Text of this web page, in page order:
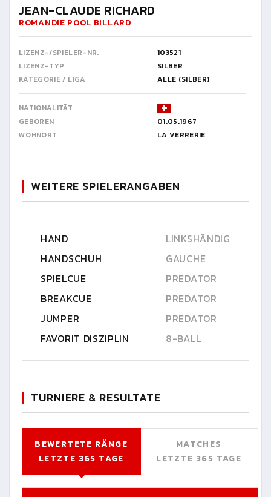
JEAN-CLAUDE RICHARD
ROMANDIE POOL BILLARD
LIZENZ-/SPIELER-NR.
103521
LIZENZ-TYP
SILBER
KATEGORIE / LIGA
ALLE (SILBER)
NATIONALITÄT
GEBOREN
01.05.1967
WOHNORT
LA VERRERIE
WEITERE SPIELERANGABEN
HAND
LINKSHÄNDIG
HANDSCHUH
GAUCHE
SPIELCUE
PREDATOR
BREAKCUE
PREDATOR
JUMPER
PREDATOR
FAVORIT DISZIPLIN
8-BALL
TURNIERE & RESULTATE
BEWERTETE RÄNGE
LETZTE 365 TAGE
MATCHES
LETZTE 365 TAGE